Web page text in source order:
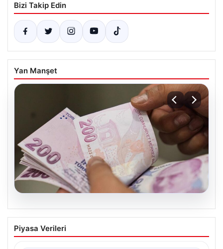
Bizi Takip Edin
Yan Manşet
05.08.2026
2026 Kurban Bayramı Emekli
İkramiyeleri Ne Zaman Ödenecek?
Piyasa Verileri